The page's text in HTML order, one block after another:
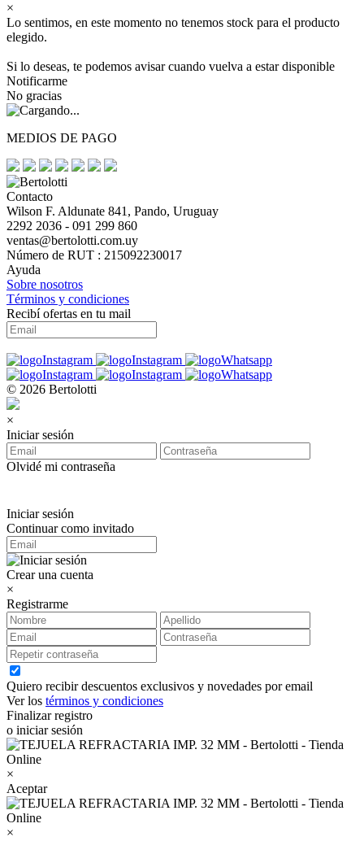
×
Lo sentimos, en este momento no tenemos stock para el producto
elegido.
Si lo deseas, te podemos avisar cuando vuelva a estar disponible
Notificarme
No gracias
MEDIOS DE PAGO
Contacto
Wilson F. Aldunate 841, Pando, Uruguay
2292 2036 - 091 299 860
ventas@bertolotti.com.uy
Número de RUT : 215092230017
Ayuda
Sobre nosotros
Términos y condiciones
Recibí ofertas en tu mail
© 2026 Bertolotti
×
Iniciar sesión
Olvidé mi contraseña
Iniciar sesión
Continuar como invitado
Crear una cuenta
×
Registrarme
Quiero recibir descuentos exclusivos y novedades por email
Ver los términos y condiciones
Finalizar registro
o iniciar sesión
×
Aceptar
×